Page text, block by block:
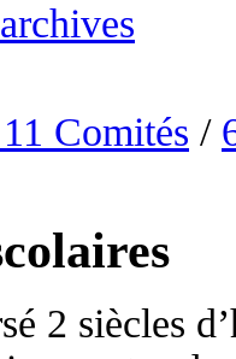
Comités /
2 siècles